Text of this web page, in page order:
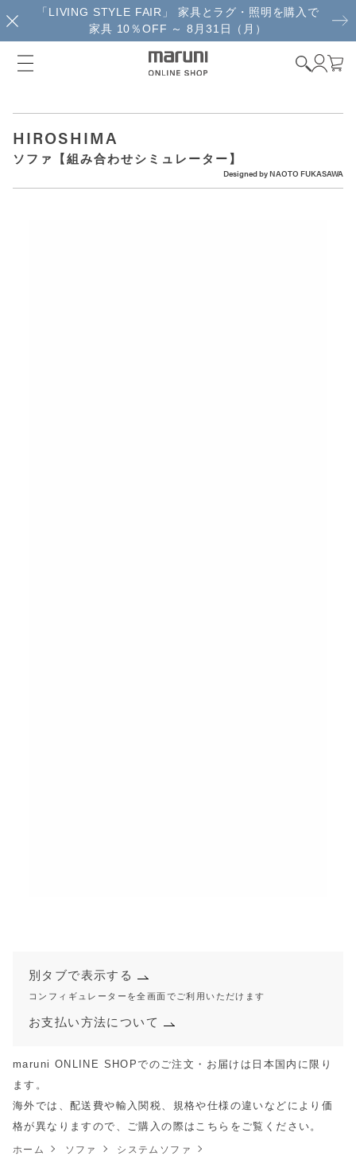
「LIVING STYLE FAIR」 家具とラグ・照明を購入で
家具 10％OFF ～ 8月31日（月）
HIROSHIMA
ソファ【組み合わせシミュレーター】
Designed byNAOTO FUKASAWA
別タブで表示する
コンフィギュレーターを全画面でご利用いただけます
お支払い方法について
maruni ONLINE SHOPでのご注文・お届けは日本国内に限り
ます。
海外では、配送費や輸入関税、規格や仕様の違いなどにより価
格が異なりますので、ご購入の際は こちら をご覧ください。
ホーム ソファ
システムソファ